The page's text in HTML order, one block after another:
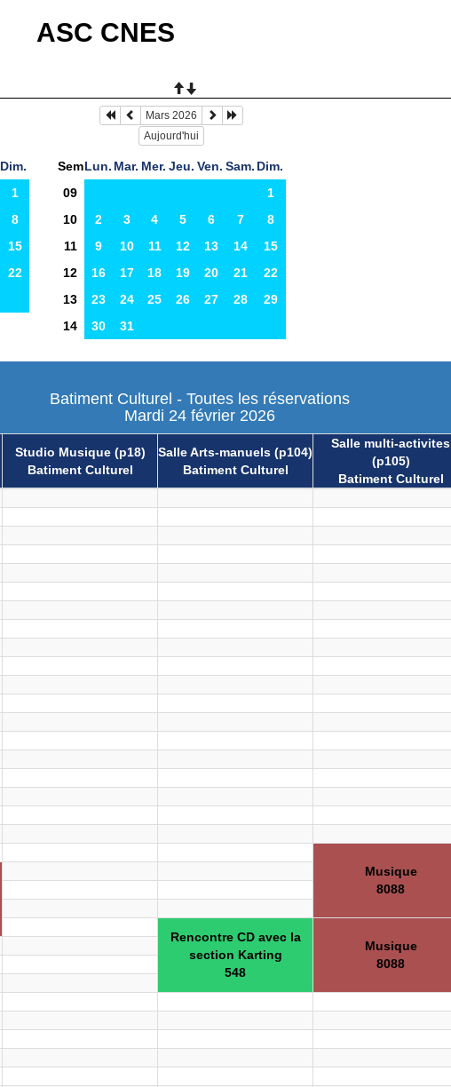
ASC CNES
Dim.
1
8
15
22
Mars 2026
Aujourd'hui
SemLun. Mar. Mer. Jeu. Ven. Sam. Dim.
09
1
10
2 3 4 5 6 7
8
11
9 10 11 12 13 14
15
12
16 17 18 19 20 21
22
13
23 24 25 26 27 28
29
14
30 31
Studio Musique (p18)
Batiment Culturel
Salle Arts-manuels (p104)
Batiment Culturel
Salle multi-activites
(p105)
Batiment Culturel
Batiment Culturel - Toutes les réservations
Mardi 24 février 2026
Musique
8088
Rencontre CD avec la
section Karting
548
Musique
8088